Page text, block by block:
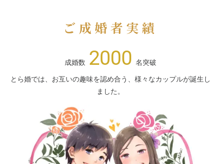
ご成婚者実績
成婚数 2000 名突破
とら婚では、お互いの趣味を認め合う、様々なカップルが誕生し
ました。